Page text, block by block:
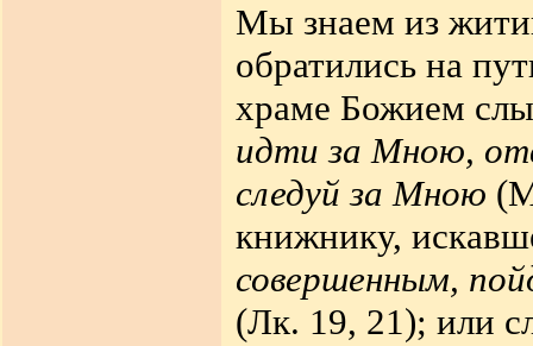
Мы знаем из
обратились на
храме Божием
идти за Мною,
следуй за Мною
книжнику,
совершенным,
(Лк. 19, 21); или